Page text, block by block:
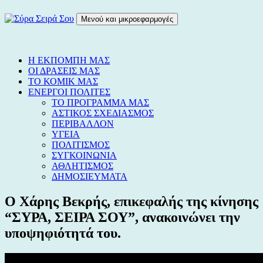
σε
Μενού και μικροεφαρμογές
Η ΕΚΠΟΜΠΗ ΜΑΣ
ΟΙ ΔΡΑΣΕΙΣ ΜΑΣ
ΤΟ ΚΟΜΙΚ ΜΑΣ
ΕΝΕΡΓΟΙ ΠΟΛΙΤΕΣ
ΤΟ ΠΡΟΓΡΑΜΜΑ ΜΑΣ
ΑΣΤΙΚΟΣ ΣΧΕΔΙΑΣΜΟΣ
ΠΕΡΙΒΑΛΛΟΝ
ΥΓΕΙΑ
ΠΟΛΙΤΙΣΜΟΣ
ΣΥΓΚΟΙΝΩΝΙΑ
ΑΘΛΗΤΙΣΜΟΣ
ΔΗΜΟΣΙΕΥΜΑΤΑ
Ο Χάρης Βεκρής, επικεφαλής της κίνησης
“ΣΥΡΑ, ΣΕΙΡΑ ΣΟΥ”, ανακοινώνει την
υποψηφιότητά του.